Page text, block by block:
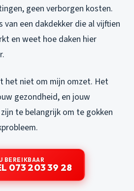
geen verborgen kosten.
van een dakdekker die al vijftien
en weet hoe daken hier
het niet om mijn omzet. Het
gezondheid, en jouw
te belangrijk om te gokken
BEREIKBAAR
073 203 39 28